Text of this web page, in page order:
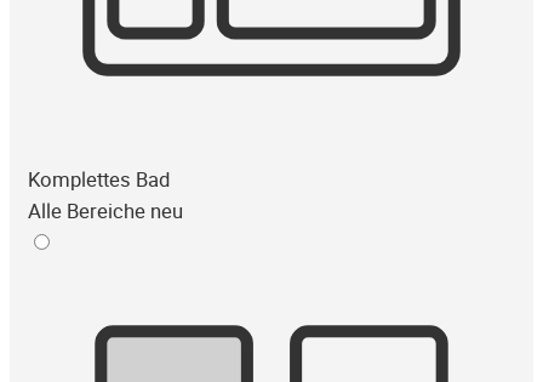
Komplettes Bad
Alle Bereiche neu